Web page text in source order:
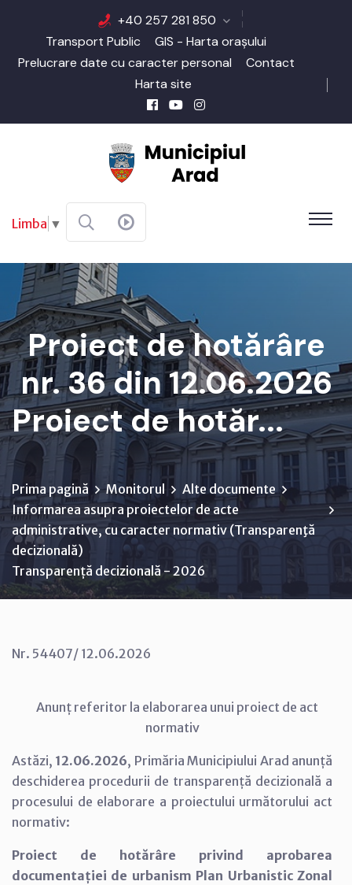
+40 257 281 850
Transport Public
GIS - Harta orașului
Prelucrare date cu caracter personal
Contact
Harta site
Limba ▼
Proiect de hotărâre
nr. 36 din 12.06.2026
Proiect de hotăr...
Prima pagină Monitorul
Alte documente
Informarea asupra proiectelor de acte
administrative, cu caracter normativ (Transparenţă
decizională)
Transparență decizională - 2026
Nr. 54407/ 12.06.2026
Anunț referitor la elaborarea unui proiect de act
normativ
Astăzi, 12.06.2026, Primăria Municipiului Arad anunță
deschiderea procedurii de transparență decizională a
procesului de elaborare a proiectului următorului act
normativ:
Proiect de hotărâre privind aprobarea
documentației de urbanism Plan Urbanistic Zonal